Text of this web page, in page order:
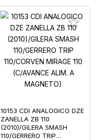
10153 CDI ANALOGICO DZE
ZANELLA ZB 110
(2010)/GILERA SMASH
110/GERRERO TRIP